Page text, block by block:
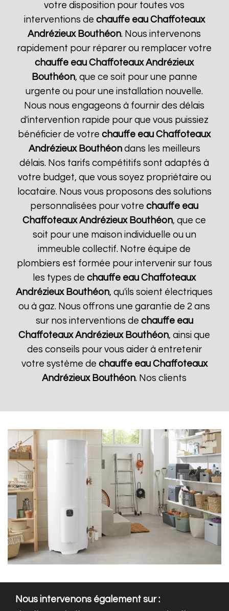
votre disposition pour toutes vos
interventions de chauffe eau Chaffoteaux
Andrézieux Bouthéon. Nous intervenons
rapidement pour réparer ou remplacer votre
chauffe eau Chaffoteaux Andrézieux
Bouthéon, que ce soit pour une panne
urgente ou pour une installation nouvelle.
Nous nous engageons à fournir des délais
d'intervention rapide pour que vous puissiez
bénéficier de votrechauffe eau Chaffoteaux
Andrézieux Bouthéondans les meilleurs
délais. Nos tarifs compétitifs sont adaptés à
votre budget, que vous soyez propriétaire ou
locataire. Nous vous proposons des solutions
personnalisées pour votrechauffe eau
Chaffoteaux Andrézieux Bouthéon, que ce
soit pour une maison individuelle ou un
immeuble collectif. Notre équipe de
plombiers est formée pour intervenir sur tous
les types dechauffe eau Chaffoteaux
Andrézieux Bouthéon, qu'ils soient électriques
ou à gaz. Nous offrons une garantie de 2 ans
sur nos interventions de chauffe eau
Chaffoteaux Andrézieux Bouthéon, ainsi que
des conseils pour vous aider à entretenir
votre système de chauffe eau Chaffoteaux
Andrézieux Bouthéon. Nos clients
Nous intervenons également sur :